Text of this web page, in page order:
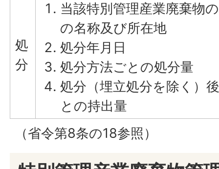
処
分
当該特別管理産業廃棄物
の名称及び所在地
処分年月日
処分方法ごとの処分量
処分（埋立処分を除く）
との持出量
（省令第8条の18参照）